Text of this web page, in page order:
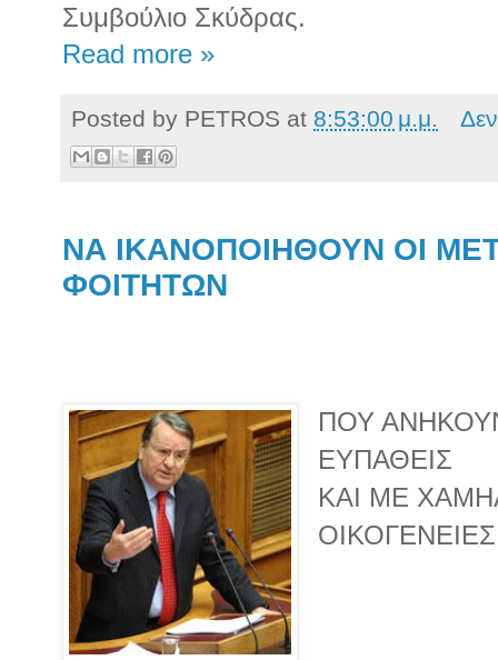
Συμβούλιο Σκύδρας.
Read more »
Posted by PETROS at 8:53:00 μ.μ.
ΝΑ ΙΚΑΝΟΠΟΙΗΘΟΥΝ ΟΙ
ΦΟΙΤΗΤΩΝ
ΠΟΥ
ΕΥΠΑΘΕΙΣ
ΚΑΙ ΜΕ
ΟΙΚΟΓΕΝΕΙΕΣ